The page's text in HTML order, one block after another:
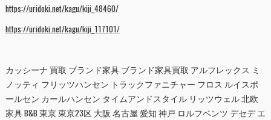
https://uridoki.net/kagu/kiji_48460/
https://uridoki.net/kagu/kiji_117101/
カッシーナ 買取 ブランド家具 ブランド家具買取 アルフレックス ミ
ノッティ フリッツハンセン トラックファニチャー フロス ルイスポ
ールセン カールハンセン タイムアンドスタイル リッツウェル 北欧
家具 B&B 東京 東京23区 大阪 名古屋 愛知 神戸 ロルフベンツ デセデ エ